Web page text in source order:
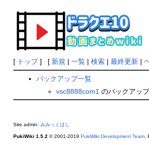
[ トップ] [ 新規 | 一覧| 検索| 最終更新|
バックアップ一覧
vsc8888com1 のバックアッ
Site admin: みみっくほし
PukiWiki 1.5.2 © 2001-2019 PukiWiki Development Team.